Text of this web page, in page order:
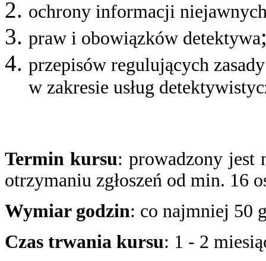
ochrony informacji
praw i obowiązków detektywa
przepisów regulujących
w zakresie usług
Termin kursu: prowadzony jest
otrzymaniu zgłoszeń od min. 16
Wymiar godzin: co najmniej 50
Czas trwania kursu: 1 - 2